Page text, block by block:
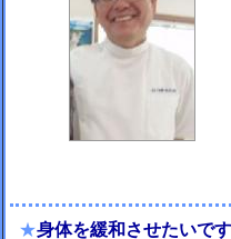
★身体を緩和させたいで